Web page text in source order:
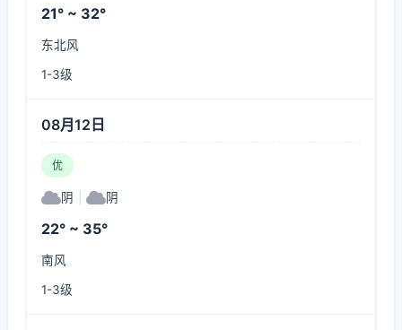
21° ~ 32°
东北风
1-3级
08月12日
优
阴 阴
22° ~ 35°
南风
1-3级